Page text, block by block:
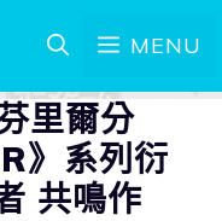
MENU
里爾分
》系列衍
共鳴作